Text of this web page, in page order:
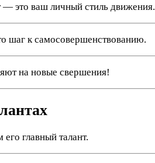
это ваш личный стиль движения.
шаг к самосовершенствованию.
на новые свершения!
главный талант.